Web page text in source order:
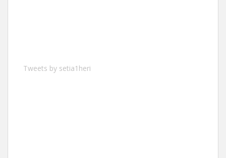
Tweets by setia1heri